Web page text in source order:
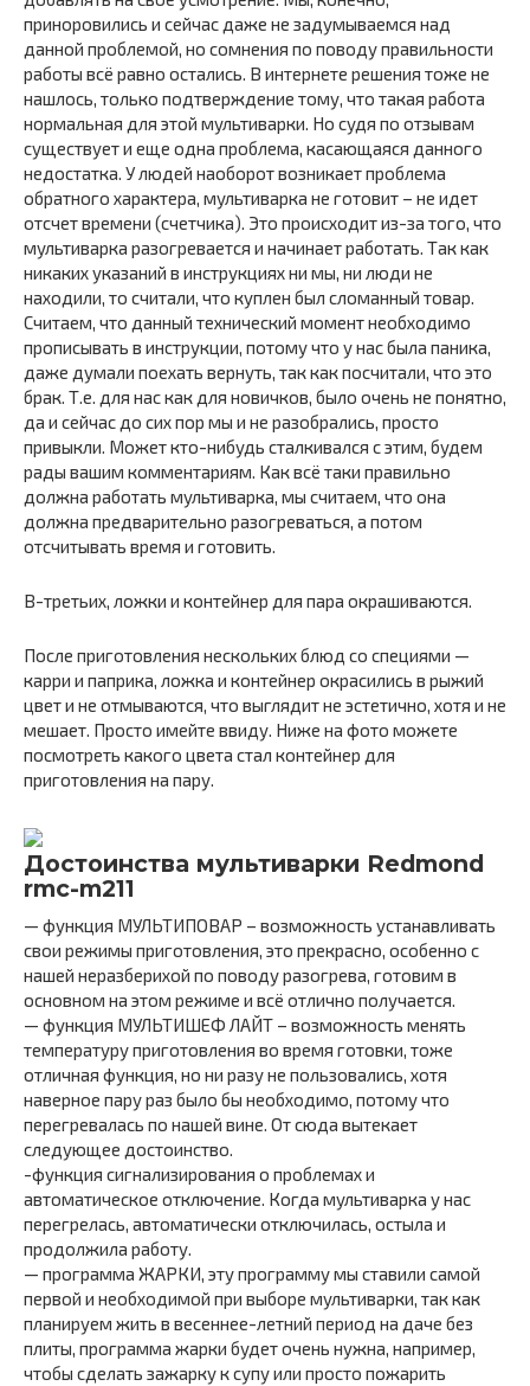
приноровились и сейчас даже не задумываемся над
данной проблемой, но сомнения по поводу правильности
работы всё равно остались. В интернете решения тоже не
нашлось, только подтверждение тому, что такая работа
нормальная для этой мультиварки. Но судя по отзывам
существует и еще одна проблема, касающаяся данного
недостатка. У людей наоборот возникает проблема
обратного характера, мультиварка не готовит – не идет
отсчет времени (счетчика). Это происходит из-за того, что
мультиварка разогревается и начинает работать. Так как
никаких указаний в инструкциях ни мы, ни люди не
находили, то считали, что куплен был сломанный товар.
Считаем, что данный технический момент необходимо
прописывать в инструкции, потому что у нас была паника,
даже думали поехать вернуть, так как посчитали, что это
брак. Т.е. для нас как для новичков, было очень не понятно,
да и сейчас до сих пор мы и не разобрались, просто
привыкли. Может кто-нибудь сталкивался с этим, будем
рады вашим комментариям. Как всё таки правильно
должна работать мультиварка, мы считаем, что она
должна предварительно разогреваться, а потом
отсчитывать время и готовить.
В-третьих, ложки и контейнер для пара окрашиваются.
После приготовления нескольких блюд со специями —
карри и паприка, ложка и контейнер окрасились в рыжий
цвет и не отмываются, что выглядит не эстетично, хотя и не
мешает. Просто имейте ввиду. Ниже на фото можете
посмотреть какого цвета стал контейнер для
приготовления на пару.
Достоинства мультиварки Redmond
rmc-m211
— функция МУЛЬТИПОВАР – возможность устанавливать
свои режимы приготовления, это прекрасно, особенно с
нашей неразберихой по поводу разогрева, готовим в
основном на этом режиме и всё отлично получается.
— функция МУЛЬТИШЕФ ЛАЙТ – возможность менять
температуру приготовления во время готовки, тоже
отличная функция, но ни разу не пользовались, хотя
наверное пару раз было бы необходимо, потому что
перегревалась по нашей вине. От сюда вытекает
следующее достоинство.
-функция сигнализирования о проблемах и
автоматическое отключение. Когда мультиварка у нас
перегрелась, автоматически отключилась, остыла и
продолжила работу.
— программа ЖАРКИ, эту программу мы ставили самой
первой и необходимой при выборе мультиварки, так как
планируем жить в весеннее-летний период на даче без
плиты, программа жарки будет очень нужна, например,
чтобы сделать зажарку к супу или просто пожарить